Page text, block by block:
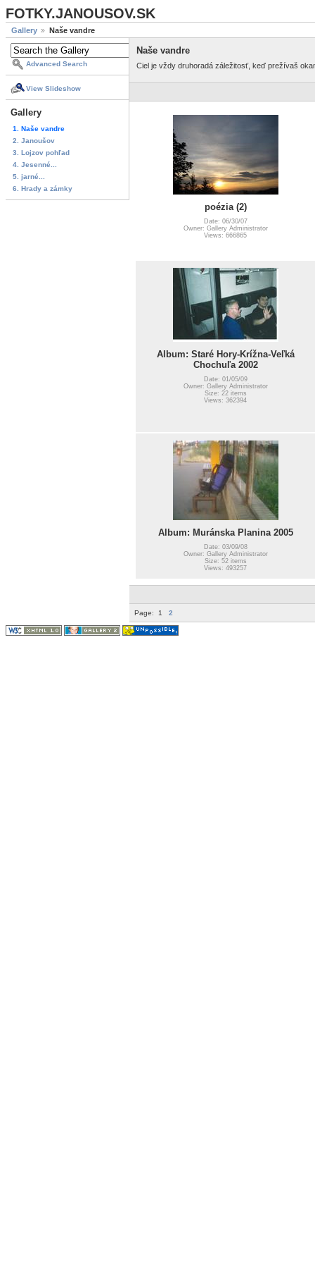
FOTKY.JANOUSOV.SK
Gallery Naše vandre
Advanced Search
View Slideshow
Gallery
1. Naše vandre
2. Janoušov
3. Lojzov pohľad
4. Jesenné...
5. jarné...
6. Hrady a zámky
Naše vandre
Ciel je vždy druhoradá záležitosť, keď prežívaš
poézia (2)
Date: 06/30/07
Owner: Gallery Administrator
Views: 666865
Album: Staré Hory-Krížna-Veľká
Chochuľa 2002
Date: 01/05/09
Owner: Gallery Administrator
Size: 22 items
Views: 362394
Album: Muránska Planina 2005
Date: 03/09/08
Owner: Gallery Administrator
Size: 52 items
Views: 493257
Page: 1 2